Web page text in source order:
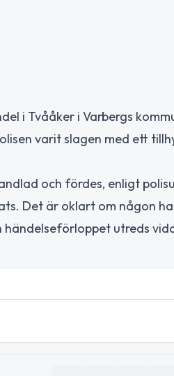
i Tvååker i Varbergs
varit slagen med ett
och fördes, enligt
Det är oklart om någon
utreds